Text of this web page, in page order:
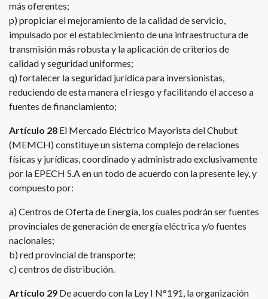
más oferentes;
p) propiciar el mejoramiento de la calidad de servicio,
impulsado por el establecimiento de una infraestructura de
transmisión más robusta y la aplicación de criterios de
calidad y seguridad uniformes;
q) fortalecer la seguridad jurídica para inversionistas,
reduciendo de esta manera el riesgo y facilitando el acceso a
fuentes de financiamiento;
Artículo 28 El Mercado Eléctrico Mayorista del Chubut
(MEMCH) constituye un sistema complejo de relaciones
físicas y jurídicas, coordinado y administrado exclusivamente
por la EPECH S.A en un todo de acuerdo con la presente ley, y
compuesto por:
a) Centros de Oferta de Energía, los cuales podrán ser fuentes
provinciales de generación de energía eléctrica y/o fuentes
nacionales;
b) red provincial de transporte;
c) centros de distribución.
Artículo 29 De acuerdo con la Ley I N°191, la organización